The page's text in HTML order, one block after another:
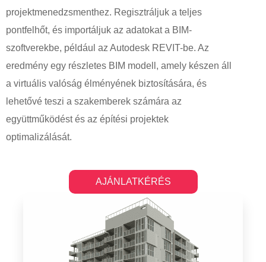
projektmenedzsmenthez. Regisztráljuk a teljes
pontfelhőt, és importáljuk az adatokat a BIM-
szoftverekbe, például az Autodesk REVIT-be. Az
eredmény egy részletes BIM modell, amely készen áll
a virtuális valóság élményének biztosítására, és
lehetővé teszi a szakemberek számára az
együttműködést és az építési projektek
optimalizálását.
AJÁNLATKÉRÉS